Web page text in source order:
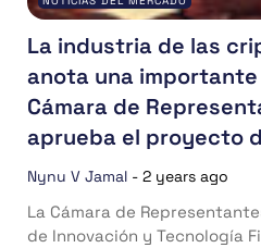
La industria de las
anota una
Cámara de
aprueba el proyecto
Nynu V Jamal - 2 years ago
La Cámara de
de Innovación y Tecnología